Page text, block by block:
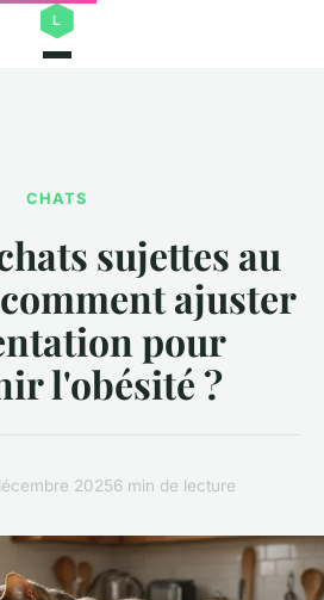
CHATS
sujettes au
ajuster
pour
l'obésité ?
20256 min de lecture